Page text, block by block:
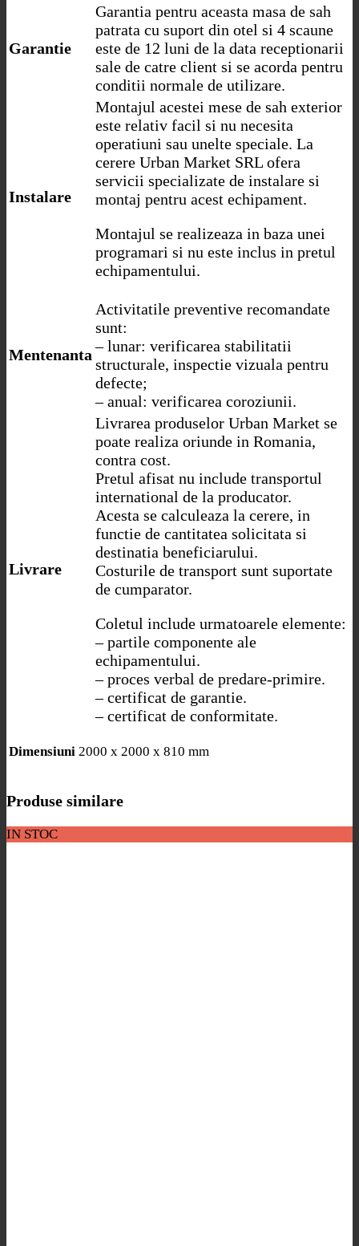
Garantie
Garantia pentru aceasta masa de sah
patrata cu suport din otel si 4 scaune
este de 12 luni de la data receptionarii
sale de catre client si se acorda pentru
conditii normale de utilizare.
Instalare
Montajul acestei mese de sah exterior
este relativ facil si nu necesita
operatiuni sau unelte speciale. La
cerere Urban Market SRL ofera
servicii specializate de instalare si
montaj pentru acest echipament.
Montajul se realizeaza in baza unei
programari si nu este inclus in pretul
echipamentului.
Mentenanta
Activitatile preventive recomandate
sunt:
– lunar: verificarea stabilitatii
structurale, inspectie vizuala pentru
defecte;
– anual: verificarea coroziunii.
Livrare
Livrarea produselor Urban Market se
poate realiza oriunde in Romania,
contra cost.
Pretul afisat nu include transportul
international de la producator.
Acesta se calculeaza la cerere, in
functie de cantitatea solicitata si
destinatia beneficiarului.
Costurile de transport sunt suportate
de cumparator.
Coletul include urmatoarele elemente:
– partile componente ale
echipamentului.
– proces verbal de predare-primire.
– certificat de garantie.
– certificat de conformitate.
Dimensiuni 2000 x 2000 x 810 mm
Produse similare
IN STOC